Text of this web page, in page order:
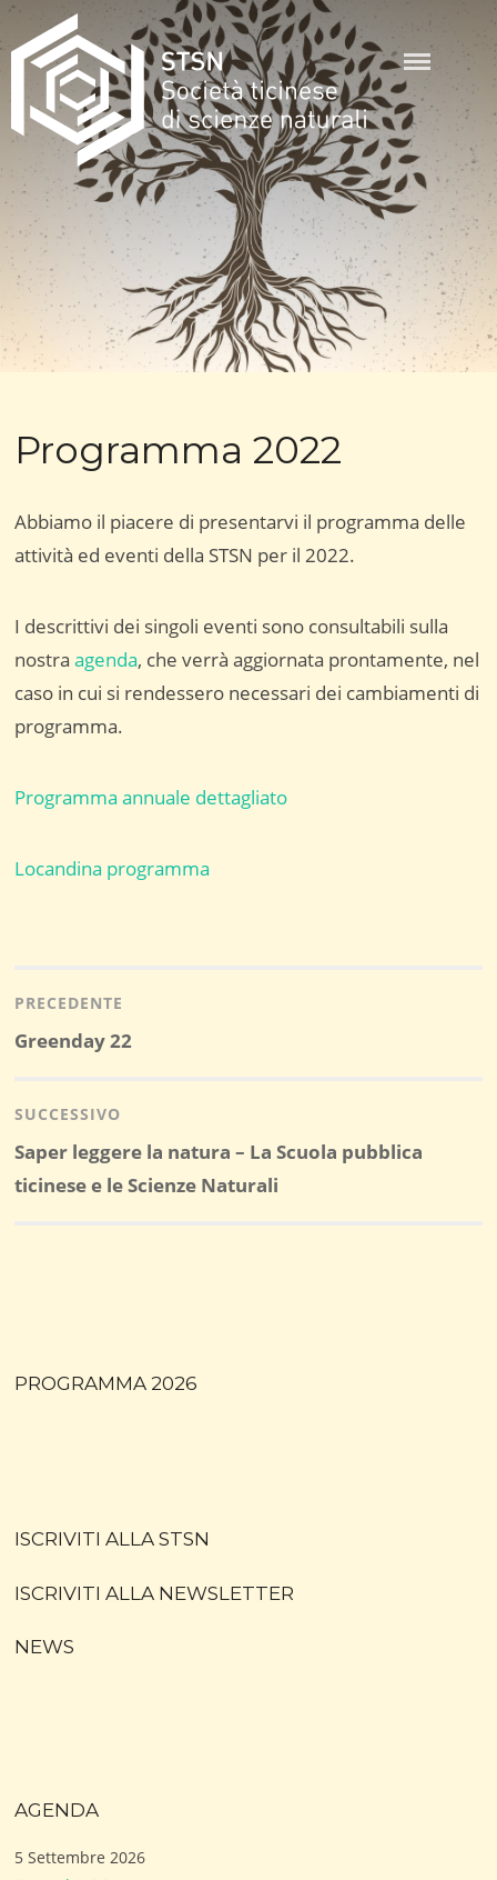
Skip
to
content
STSN
Programma 2022
Abbiamo il piacere di presentarvi il programma delle
attività ed eventi della STSN per il 2022.
I descrittivi dei singoli eventi sono consultabili sulla
nostraagenda, che verrà aggiornata prontamente, nel
caso in cui si rendessero necessari dei cambiamenti di
programma.
Programma annuale dettagliato
Locandina programma
articoli
PRECEDENTE
Post
Greenday 22
SUCCESSIVO
Post
successivo:
Saper leggere la natura – La Scuola pubblica
ticinese e le Scienze Naturali
PROGRAMMA 2026
ISCRIVITI ALLA STSN
ISCRIVITI ALLA NEWSLETTER
NEWS
AGENDA
5 Settembre 2026